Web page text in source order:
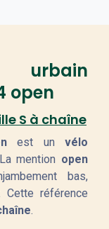
urbain
open
S à chaîne
est unvélo
mention open
bas,
Cette référence
.